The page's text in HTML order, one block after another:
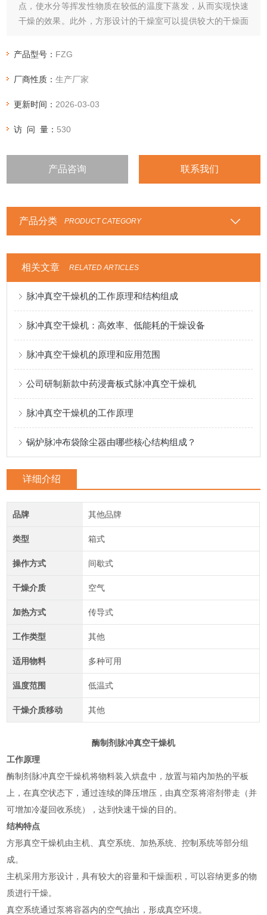
点，使水分等挥发性物质在较低的温度下蒸发，从而实现快速
干燥的效果。此外，方形设计的干燥室可以提供较大的干燥面
产品型号： FZG
厂商性质：生产厂家
更新时间： 2026-03-03
访 问 量： 530
产品咨询 联系我们
产品分类 PRODUCT CATEGORY
相关文章 RELATED ARTICLES
脉冲真空干燥机的工作原理和结构组成
脉冲真空干燥机：高效率、低能耗的干燥设备
脉冲真空干燥机的原理和应用范围
公司研制新款中药浸膏板式脉冲真空干燥机
脉冲真空干燥机的工作原理
锅炉脉冲布袋除尘器由哪些核心结构组成？
详细介绍
品牌 其他品牌
类型 箱式
操作方式 间歇式
干燥介质 空气
加热方式 传导式
工作类型 其他
适用物料 多种可用
温度范围 低温式
干燥介质移动 其他
酶制剂脉冲真空干燥机
工作原理
酶制剂脉冲真空干燥机将物料装入烘盘中，放置与箱内加热的平板
上，在真空状态下，通过连续的降压增压，由真空泵将溶剂带走（并
可增加冷凝回收系统），达到快速干燥的目的。
结构特点
方形真空干燥机由主机、真空系统、加热系统、控制系统等部分组
成。
主机采用方形设计，具有较大的容量和干燥面积，可以容纳更多的物
质进行干燥。
真空系统通过泵将容器内的空气抽出，形成真空环境。